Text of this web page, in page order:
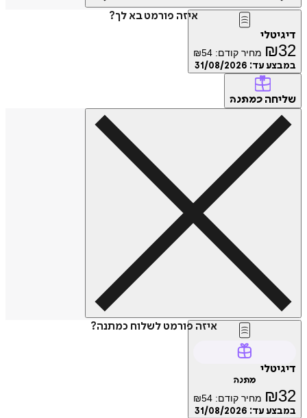
איזה פורמט בא לך?
₪ מחיר קודם: ₪54
עד:31/08/2026
כמתנה
איזה פורמט לשלוח כמתנה?
₪ מחיר קודם: ₪54
עד:31/08/2026